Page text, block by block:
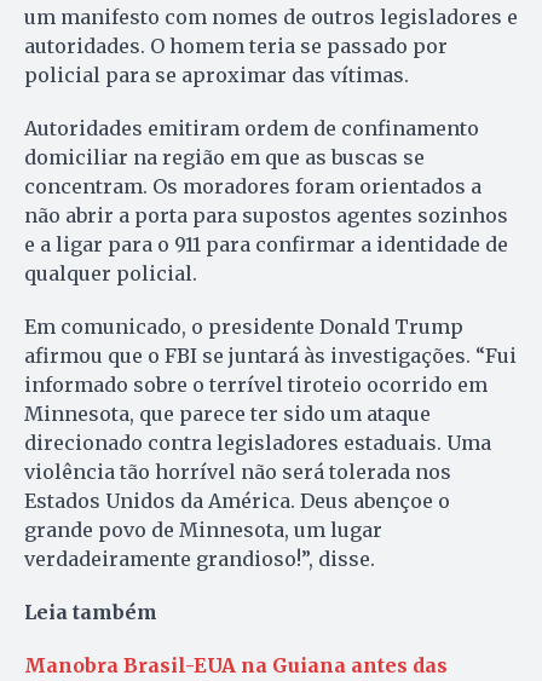
um manifesto com nomes de outros legisladores e
autoridades. O homem teria se passado por
policial para se aproximar das vítimas.
Autoridades emitiram ordem de confinamento
domiciliar na região em que as buscas se
concentram. Os moradores foram orientados a
não abrir a porta para supostos agentes sozinhos
e a ligar para o 911 para confirmar a identidade de
qualquer policial.
Em comunicado, o presidente Donald Trump
afirmou que o FBI se juntará às investigações. “Fui
informado sobre o terrível tiroteio ocorrido em
Minnesota, que parece ter sido um ataque
direcionado contra legisladores estaduais. Uma
violência tão horrível não será tolerada nos
Estados Unidos da América. Deus abençoe o
grande povo de Minnesota, um lugar
verdadeiramente grandioso!”, disse.
Leia também
Manobra Brasil-EUA na Guiana antes das